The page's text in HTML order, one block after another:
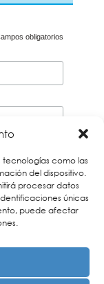
tecnologías como las
del dispositivo.
procesar datos
únicas
puede afectar
obligatorios
a través del
alta en
búscalo en la
a tus